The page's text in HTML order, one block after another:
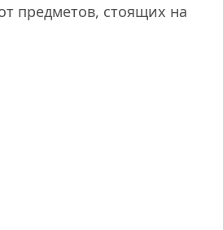
предметов, стоящих на